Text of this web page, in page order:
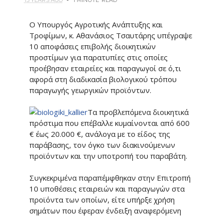
Ο Υπουργός Αγροτικής Ανάπτυξης και
Τροφίμων, κ. Αθανάσιος Τσαυτάρης υπέγραψε
10 αποφάσεις επιβολής διοικητικών
προστίμων για παρατυπίες στις οποίες
προέβησαν εταιρείες και παραγωγοί σε ό,τι
αφορά στη διαδικασία βιολογικού τρόπου
παραγωγής γεωργικών προϊόντων.
Τα προβλεπόμενα διοικητικά
πρόστιμα που επέβαλλε κυμαίνονται από 600
€ έως 20.000 €, ανάλογα με το είδος της
παράβασης, τον όγκο των διακινούμενων
προϊόντων και την υποτροπή του παραβάτη.
Συγκεκριμένα παραπέμφθηκαν στην Επιτροπή
10 υποθέσεις εταιρειών και παραγωγών στα
προϊόντα των οποίων, είτε υπήρξε χρήση
σημάτων που έφεραν ένδειξη αναφερόμενη